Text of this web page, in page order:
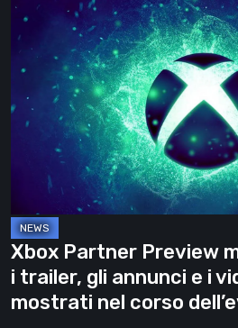
Xbox
Partner
Preview
2026:
trailer,
gli
annunci
e
i
videogiochi
Xbox Partner Preview
i trailer, gli annunci e i
mostrati nel corso